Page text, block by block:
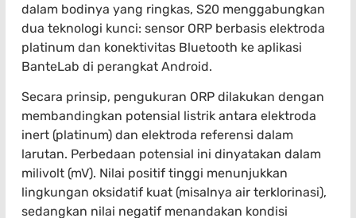
dalam bodinya yang ringkas, S20 menggabungkan
dua teknologi kunci: sensor ORP berbasis elektroda
platinum dan konektivitas Bluetooth ke aplikasi
BanteLab di perangkat Android.
Secara prinsip, pengukuran ORP dilakukan dengan
membandingkan potensial listrik antara elektroda
inert (platinum) dan elektroda referensi dalam
larutan. Perbedaan potensial ini dinyatakan dalam
milivolt (mV). Nilai positif tinggi menunjukkan
lingkungan oksidatif kuat (misalnya air terklorinasi),
sedangkan nilai negatif menandakan kondisi